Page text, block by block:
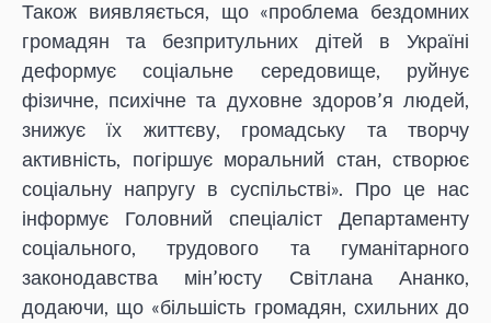
Також виявляється, що «проблема бездомних
громадян та безпритульних дітей в Україні
деформує соціальне середовище, руйнує
фізичне, психічне та духовне здоров’я людей,
знижує їх життєву, громадську та творчу
активність, погіршує моральний стан, створює
соціальну напругу в суспільстві». Про це нас
інформує Головний спеціаліст Департаменту
соціального, трудового та гуманітарного
законодавства мін’юсту Світлана Ананко,
додаючи, що «більшість громадян, схильних до